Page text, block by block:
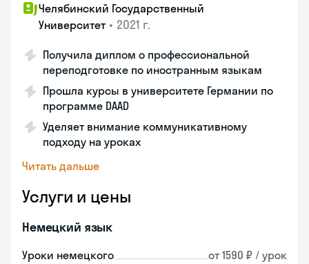
Челябинский Государственный
Университет • 2021 г.
Получила диплом о профессиональной
переподготовке по иностранным языкам
Прошла курсы в университете Германии по
программе DAAD
Уделяет внимание коммуникативному
подходу на уроках
Читать дальше
Услуги и цены
Немецкий язык
Уроки немецкого от 1590 ₽ / урок